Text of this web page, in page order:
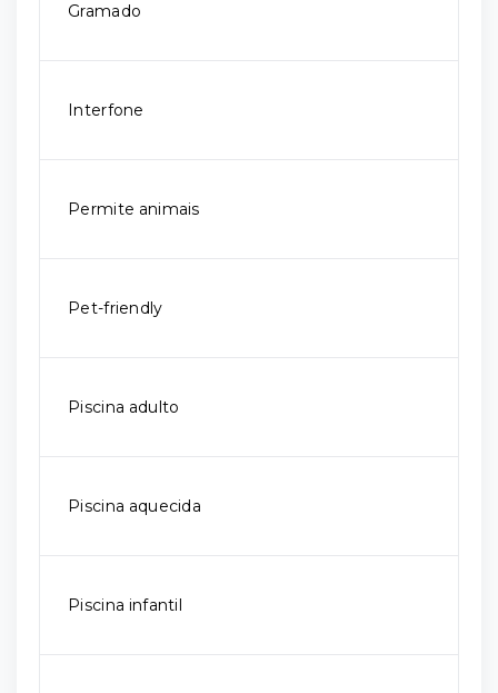
Gramado
Interfone
Permite animais
Pet-friendly
Piscina adulto
Piscina aquecida
Piscina infantil